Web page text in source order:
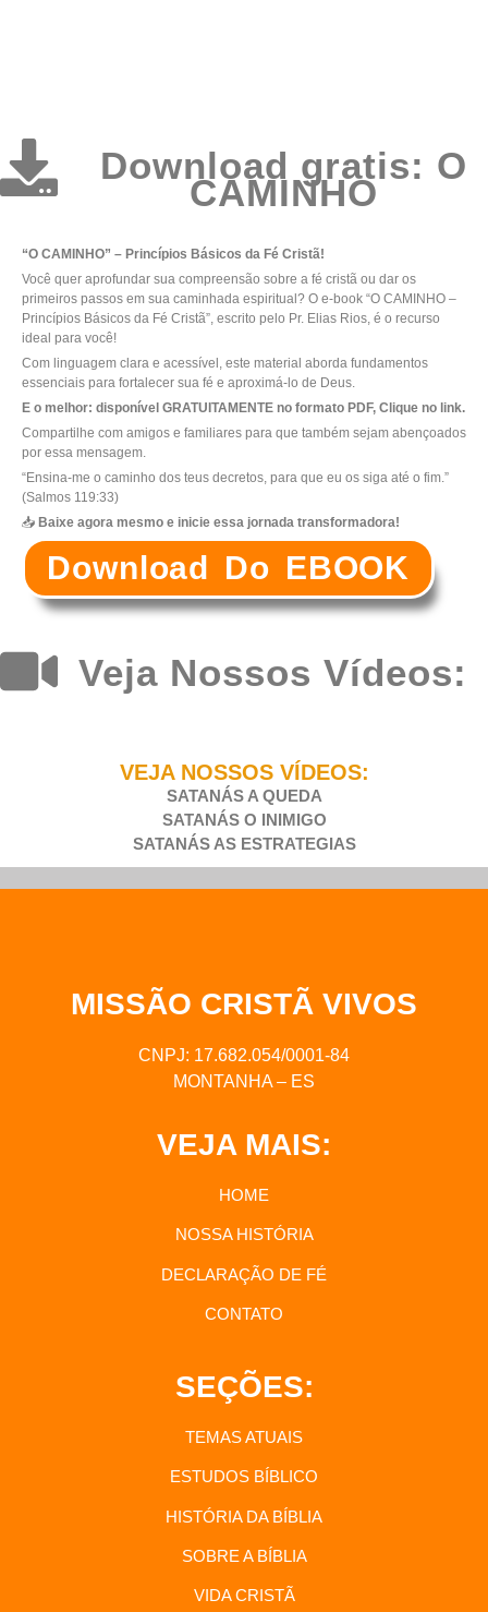
Download gratis: O
CAMINHO
“O CAMINHO” – Princípios Básicos da Fé Cristã!
Você quer aprofundar sua compreensão sobre a fé cristã ou dar os
primeiros passos em sua caminhada espiritual? O e-book “O CAMINHO –
Princípios Básicos da Fé Cristã”, escrito pelo Pr. Elias Rios, é o recurso
ideal para você!
Com linguagem clara e acessível, este material aborda fundamentos
essenciais para fortalecer sua fé e aproximá-lo de Deus.
E o melhor: disponível GRATUITAMENTE no formato PDF, Clique no link.
Compartilhe com amigos e familiares para que também sejam abençoados
por essa mensagem.
“Ensina-me o caminho dos teus decretos, para que eu os siga até o fim.”
(Salmos 119:33)
📥 Baixe agora mesmo e inicie essa jornada transformadora!
Download Do EBOOK
Veja Nossos Vídeos:
VEJA NOSSOS VÍDEOS:
SATANÁS A QUEDA
SATANÁS O INIMIGO
SATANÁS AS ESTRATEGIAS
MISSÃO CRISTÃ VIVOS
CNPJ: 17.682.054/0001-84
MONTANHA – ES
VEJA MAIS:
HOME
NOSSA HISTÓRIA
DECLARAÇÃO DE FÉ
CONTATO
SEÇÕES:
TEMAS ATUAIS
ESTUDOS BÍBLICO
HISTÓRIA DA BÍBLIA
SOBRE A BÍBLIA
VIDA CRISTÃ